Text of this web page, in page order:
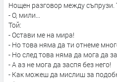
Нощен разговор между съпрузи.
- О, мили...
Той:
- Остави ме на мира!
- Но това няма да ти отнеме
- Но след това няма да мога да
- А аз не мога да заспя без него!
- Как можеш да мислиш за